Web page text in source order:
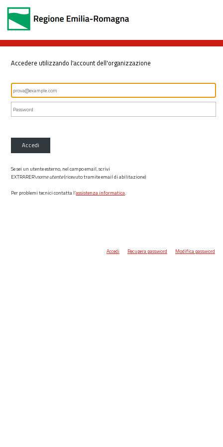
Accedere utilizzando l'account dell'organizzazione
Accedi
Se sei un utente esterno, nel campo email, scrivi
EXTRARER\nome utente(ricevuto tramite email di abilitazione)
Per problemi tecnici contatta l’assistenza informatica.
Accedi Recupera password Modifica password